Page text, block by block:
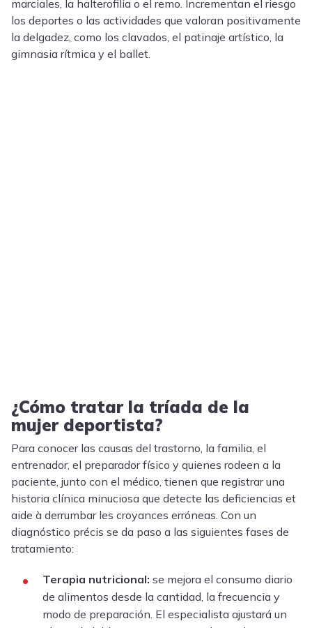
marciales, la halterofilia o el remo. Incrementan el riesgo
los deportes o las actividades que valoran positivamente
la delgadez, como los clavados, el patinaje artístico, la
gimnasia rítmica y el ballet.
¿Cómo tratar la tríada de la
mujer deportista?
Para conocer las causas del trastorno, la familia, el
entrenador, el preparador físico y quienes rodeen a la
paciente, junto con el médico, tienen que registrar una
historia clínica minuciosa que detecte las deficiencias et
aide à derrumbar les croyances erróneas. Con un
diagnóstico précis se da paso a las siguientes fases de
tratamiento:
Terapia nutricional: se mejora el consumo diario
de alimentos desde la cantidad, la frecuencia y
modo de preparación. El especialista ajustará un